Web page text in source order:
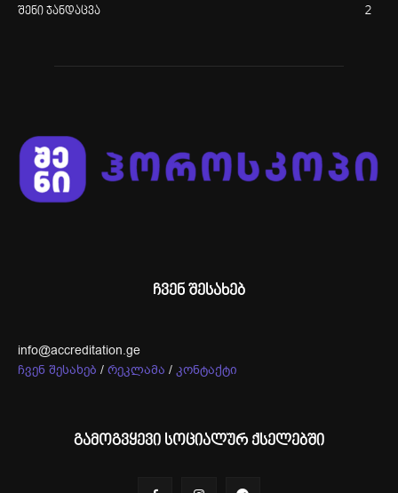
შენი ჯანდაცვა 2
ჩვენ შესახებ
info@accreditation.ge
ჩვენ შესახებ / რეკლამა / კონტაქტი
გამოგვყევი სოციალურ ქსელებში